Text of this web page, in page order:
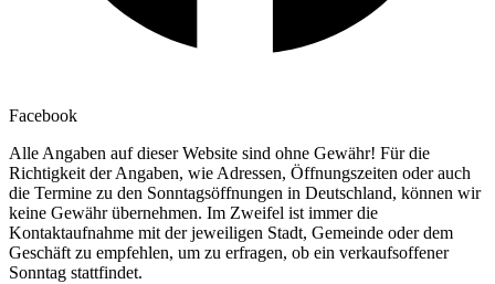
Facebook
Alle Angaben auf dieser Website sind ohne Gewähr! Für die
Richtigkeit der Angaben, wie Adressen, Öffnungszeiten oder auch
die Termine zu den Sonntagsöffnungen in Deutschland, können wir
keine Gewähr übernehmen. Im Zweifel ist immer die
Kontaktaufnahme mit der jeweiligen Stadt, Gemeinde oder dem
Geschäft zu empfehlen, um zu erfragen, ob ein verkaufsoffener
Sonntag stattfindet.